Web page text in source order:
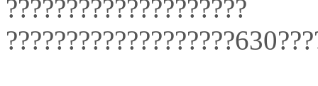
????????????????????